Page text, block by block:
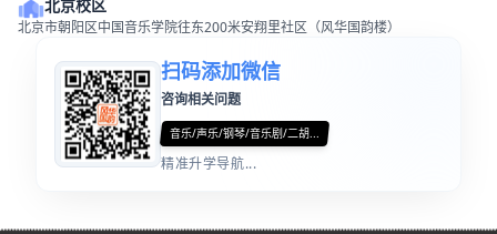
北京校区
北京市朝阳区中国音乐学院往东200米安翔里社区（风华国韵楼）
扫码添加微信
咨询相关问题
音乐/声乐/钢琴/音乐剧/二胡...
精准升学导航...